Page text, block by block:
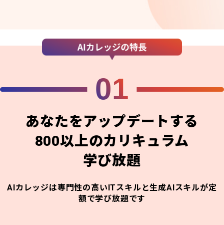
01
あなたをアップデートする
800以上のカリキュラム
学び放題
AIカレッジは専門性の高いITスキルと生成AIスキルが定
額で学び放題です